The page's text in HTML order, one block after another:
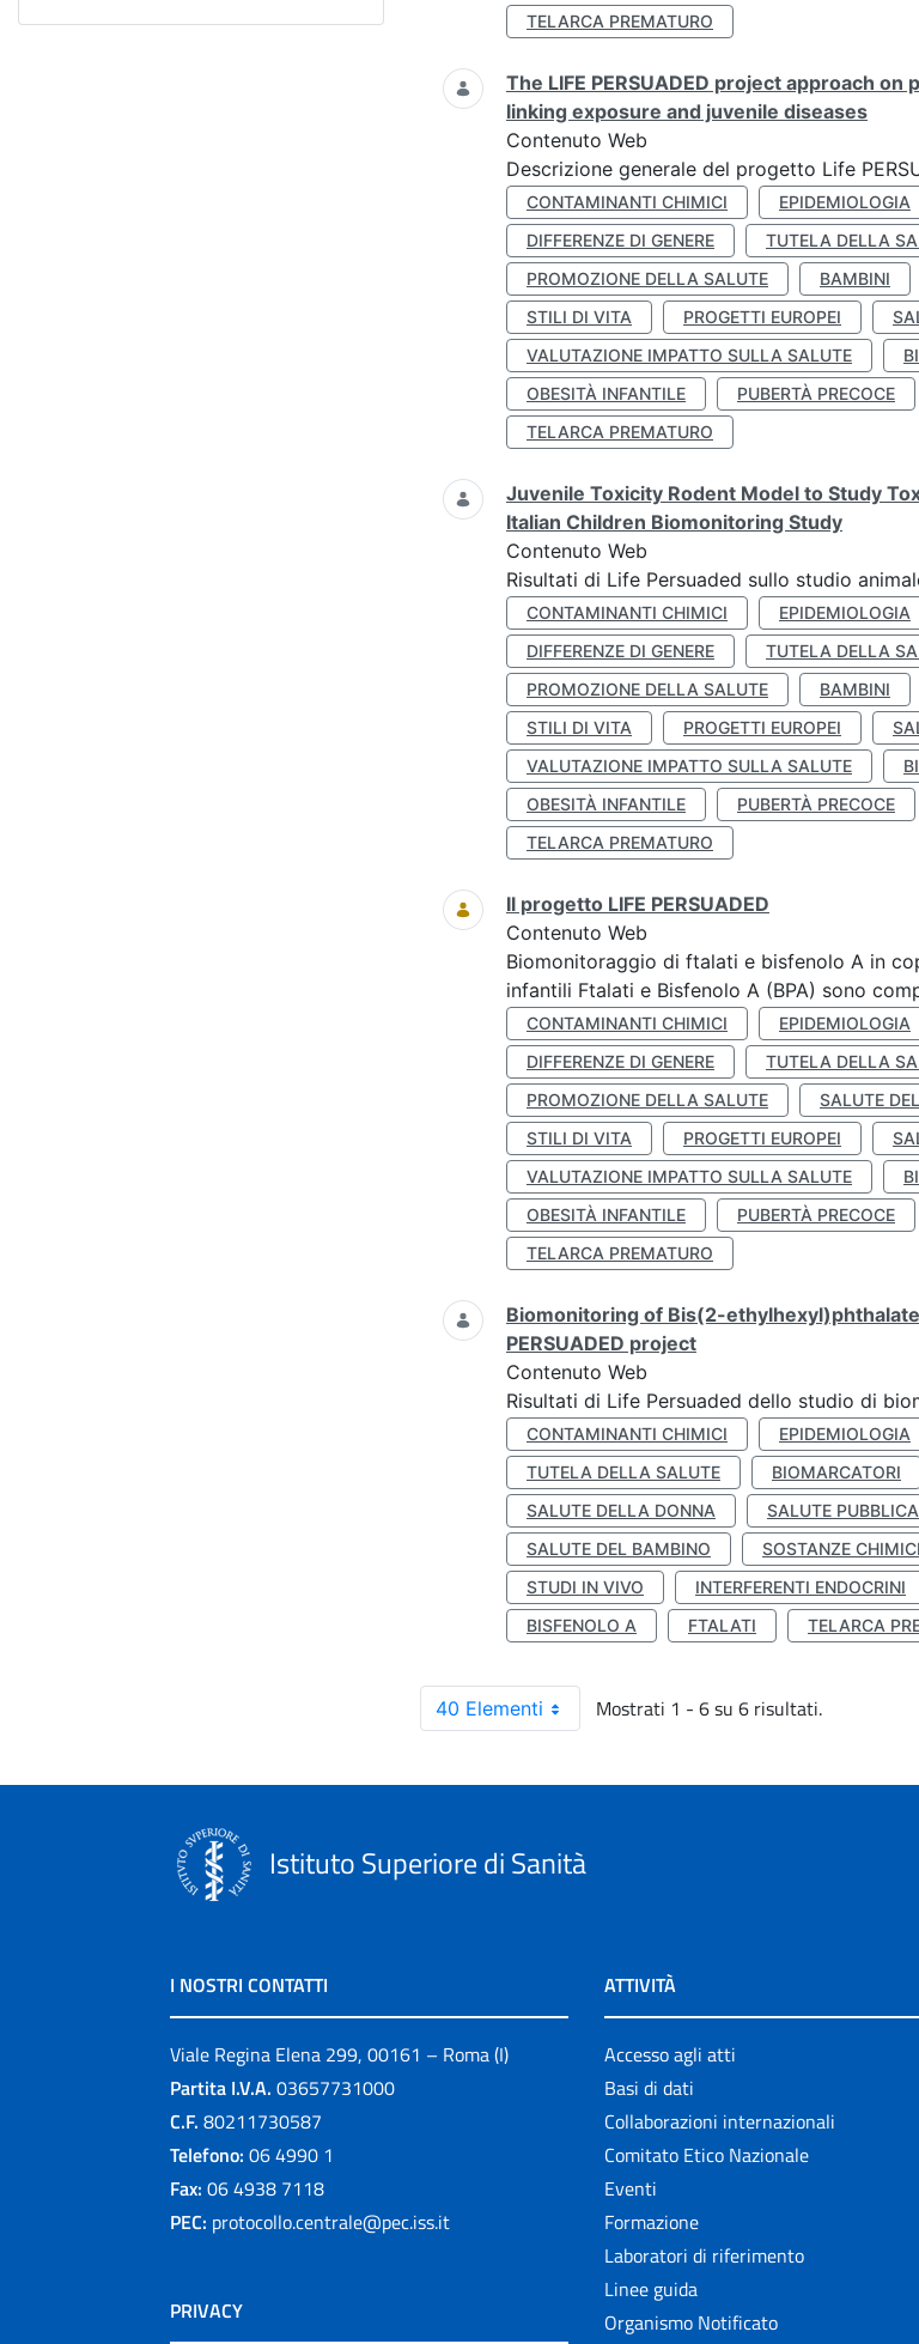
TELARCA PREMATURO
The LIFE PERSUADED project approach
linking exposure and juvenile diseases
Contenuto Web
Descrizione generale del progetto Life
CONTAMINANTI CHIMICI EPIDEMIOLOGIA
DIFFERENZE DI GENERE
TUTELA DELLA
PROMOZIONE DELLA SALUTE
BAMBINI
STILI DI VITA
PROGETTI EUROPEI
VALUTAZIONE IMPATTO SULLA SALUTE
OBESITÀ INFANTILE
PUBERTÀ PRECOCE
TELARCA PREMATURO
Juvenile Toxicity Rodent Model to Study
Italian Children Biomonitoring Study
Contenuto Web
Risultati di Life Persuaded sullo studio
CONTAMINANTI CHIMICI EPIDEMIOLOGIA
DIFFERENZE DI GENERE
TUTELA DELLA
PROMOZIONE DELLA SALUTE
BAMBINI
STILI DI VITA
PROGETTI EUROPEI
VALUTAZIONE IMPATTO SULLA SALUTE
OBESITÀ INFANTILE
PUBERTÀ PRECOCE
TELARCA PREMATURO
Il progetto LIFE PERSUADED
Contenuto Web
Biomonitoraggio di ftalati e bisfenolo A in
infantili Ftalati e Bisfenolo A (BPA) sono
CONTAMINANTI CHIMICI EPIDEMIOLOGIA
DIFFERENZE DI GENERE
TUTELA DELLA
PROMOZIONE DELLA SALUTE
SALUTE
STILI DI VITA
PROGETTI EUROPEI
VALUTAZIONE IMPATTO SULLA SALUTE
OBESITÀ INFANTILE
PUBERTÀ PRECOCE
TELARCA PREMATURO
Biomonitoring of Bis(2-
PERSUADED project
Contenuto Web
Risultati di Life Persuaded dello studio di
CONTAMINANTI CHIMICI EPIDEMIOLOGIA
TUTELA DELLA SALUTE
BIOMARCATORI
SALUTE DELLA DONNA
SALUTE PUBBLICA
SALUTE DEL BAMBINO
SOSTANZE
STUDI IN VIVO
INTERFERENTI ENDOCRINI
BISFENOLO A
FTALATI TELARCA
40 Elementi Mostrati 1 - 6 su 6 risultati.
Istituto Superiore di Sanità
I NOSTRI CONTATTI
Viale Regina Elena 299, 00161 – Roma (I)
Partita I.V.A. 03657731000
C.F. 80211730587
Telefono: 06 4990 1
Fax: 06 4938 7118
PEC: protocollo.centrale@pec.iss.it
PRIVACY
ATTIVITÀ
Accesso agli atti
Basi di dati
Collaborazioni internazionali
Comitato Etico Nazionale
Eventi
Formazione
Laboratori di riferimento
Linee guida
Organismo Notificato